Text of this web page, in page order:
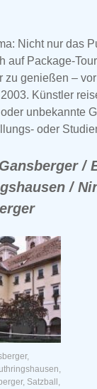
Nicht nur das
auf Package-
zu genießen –
Künstler
unbekannte
oder
/
/
Satzball,